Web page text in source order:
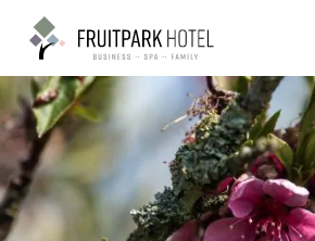
a
a
r
d
e
i
n
h